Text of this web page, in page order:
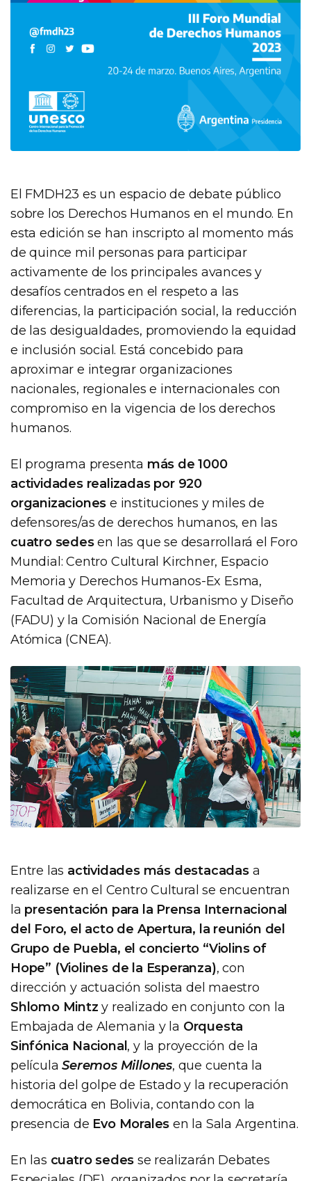
El FMDH23 es un espacio de debate público
sobre los Derechos Humanos en el mundo. En
esta edición se han inscripto al momento más
de quince mil personas para participar
activamente de los principales avances y
desafíos centrados en el respeto a las
diferencias, la participación social, la reducción
de las desigualdades, promoviendo la equidad
e inclusión social. Está concebido para
aproximar e integrar organizaciones
nacionales, regionales e internacionales con
compromiso en la vigencia de los derechos
humanos.
El programa presenta más de 1000
actividades realizadas por 920
organizaciones e instituciones y miles de
defensores/as de derechos humanos, en las
cuatro sedesen las que se desarrollará el Foro
Mundial: Centro Cultural Kirchner, Espacio
Memoria y Derechos Humanos-Ex Esma,
Facultad de Arquitectura, Urbanismo y Diseño
(FADU) y la Comisión Nacional de Energía
Atómica (CNEA).
Entre las actividades más destacadasa
realizarse en el Centro Cultural se encuentran
la presentación para la Prensa Internacional
del Foro, el acto de Apertura, la reunión del
Grupo de Puebla, el concierto “Violins of
Hope” (Violines de la Esperanza), con
dirección y actuación solista del maestro
Shlomo Mintz y realizado en conjunto con la
Embajada de Alemania y la Orquesta
Sinfónica Nacional , y la proyección de la
películaSeremos Millones, que cuenta la
historia del golpe de Estado y la recuperación
democrática en Bolivia, contando con la
presencia de Evo Morales en la Sala Argentina.
En las cuatro sedes se realizarán Debates